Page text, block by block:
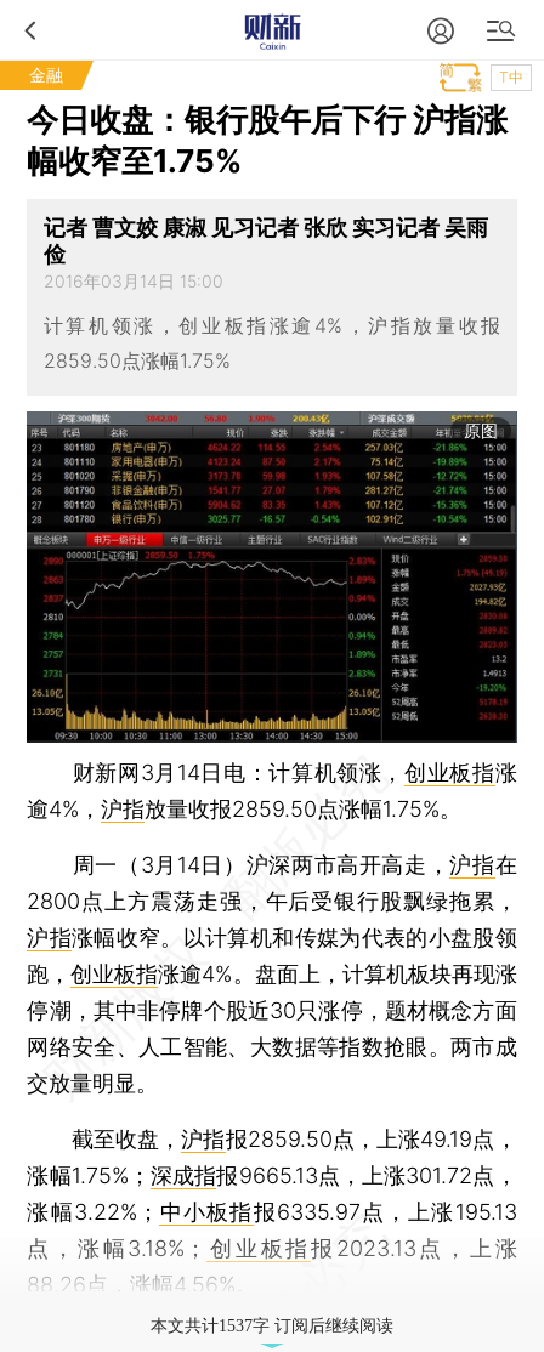
金融 T中
今日收盘：银行股午后下行 沪指涨
幅收窄至1.75%
记者 曹文姣 康淑 见习记者 张欣 实习记者 吴雨
俭
2016年03月14日 15:00
计算机领涨，创业板指涨逾4%，沪指放量收报
2859.50点涨幅1.75%
原图
财新网3月14日电：计算机领涨，创业板指涨
逾4%，沪指放量收报2859.50点涨幅1.75%。
周一（3月14日）沪深两市高开高走，沪指在
2800点上方震荡走强，午后受银行股飘绿拖累，
沪指涨幅收窄。以计算机和传媒为代表的小盘股领
跑，创业板指涨逾4%。盘面上，计算机板块再现涨
停潮，其中非停牌个股近30只涨停，题材概念方面
网络安全、人工智能、大数据等指数抢眼。两市成
交放量明显。
截至收盘，沪指报2859.50点，上涨49.19点，
涨幅1.75%； 深成指报9665.13点，上涨301.72点，
涨幅3.22%； 中小板指报6335.97点，上涨195.13
点，涨幅3.18%； 创业板指报2023.13点，上涨
88.26点，涨幅4.56%。
本文共计1537字 订阅后继续阅读